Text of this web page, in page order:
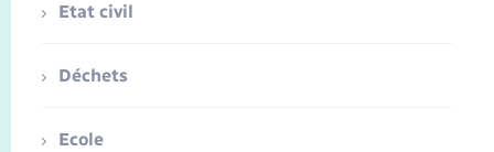
Etat civil
Déchets
Ecole